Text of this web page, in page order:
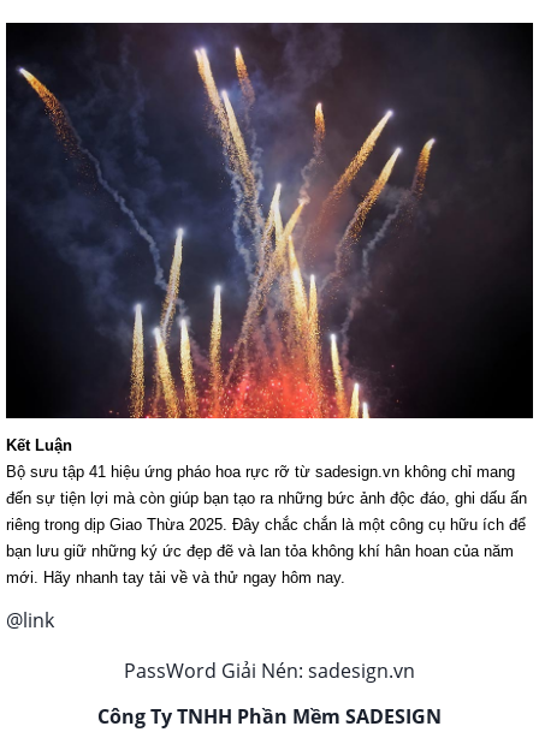
Kết Luận
Bộ sưu tập 41 hiệu ứng pháo hoa rực rỡ từ sadesign.vn không chỉ mang
đến sự tiện lợi mà còn giúp bạn tạo ra những bức ảnh độc đáo, ghi dấu ấn
riêng trong dịp Giao Thừa 2025. Đây chắc chắn là một công cụ hữu ích để
bạn lưu giữ những ký ức đẹp đẽ và lan tỏa không khí hân hoan của năm
mới. Hãy nhanh tay tải về và thử ngay hôm nay.
@link
PassWord Giải Nén: sadesign.vn
Công Ty TNHH Phần Mềm SADESIGN